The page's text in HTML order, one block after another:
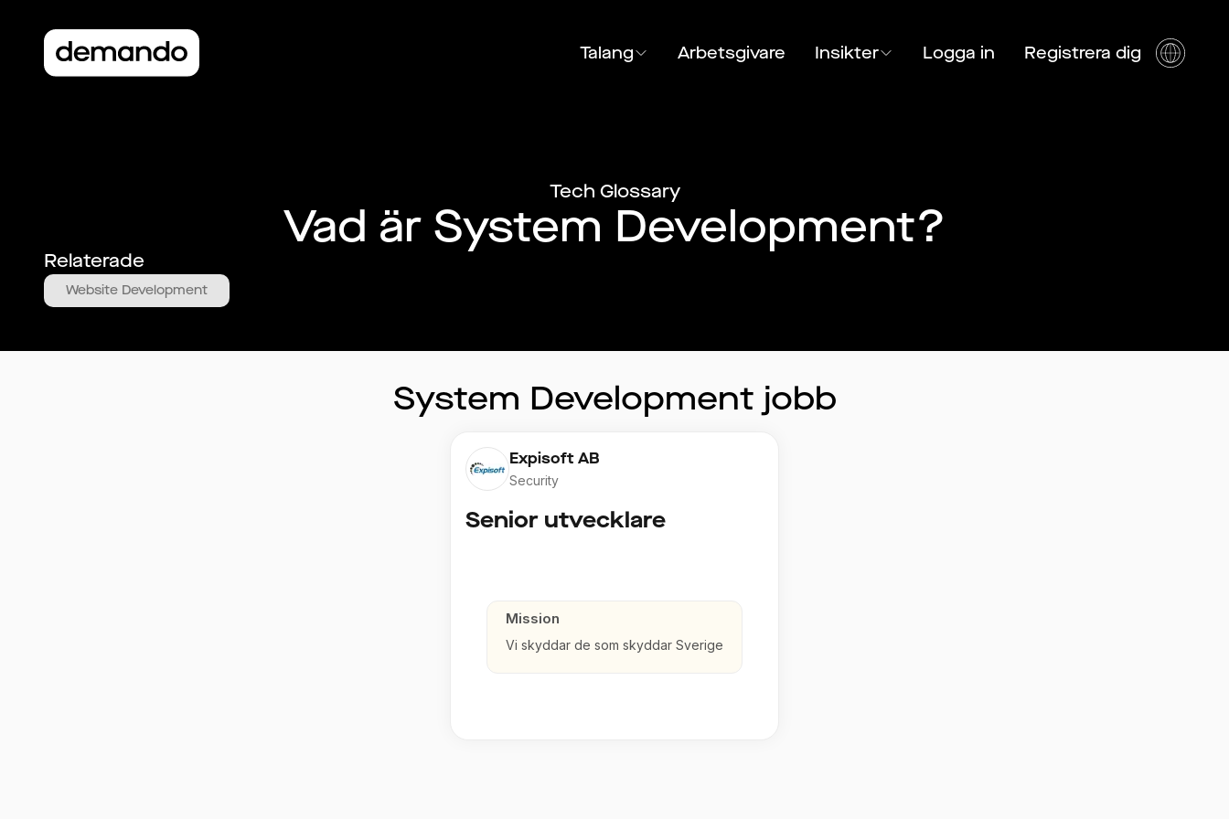
Talang Arbetsgivare Insikter Logga in Registrera dig
Tech Glossary
Vad är System Development?
Relaterade
Website Development
System Development jobb
Expisoft AB
Security
Senior utvecklare
Mission
Vi skyddar de som skyddar Sverige